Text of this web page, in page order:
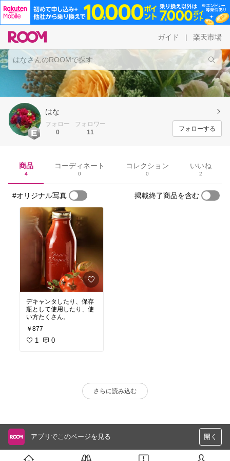
ガイド 楽天市場
はな
フォロー
0
フォロワー
11
フォローする
商品
4
コーディネート
0
コレクション
0
いいね
2
#オリジナル写真 掲載終了商品を含む
デキャンタしたり、保存
瓶として使用したり、使
い方たくさん。
￥877
1 0
さらに読み込む
アプリでこのページを見る 開く